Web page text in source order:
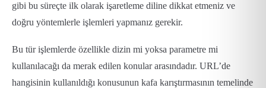
gibi bu süreçte ilk olarak işaretleme diline dikkat etmeniz ve
doğru yöntemlerle işlemleri yapmanız gerekir.
Bu tür işlemlerde özellikle dizin mi yoksa parametre mi
kullanılacağı da merak edilen konular arasındadır. URL’de
hangisinin kullanıldığı konusunun kafa karıştırmasının temelinde